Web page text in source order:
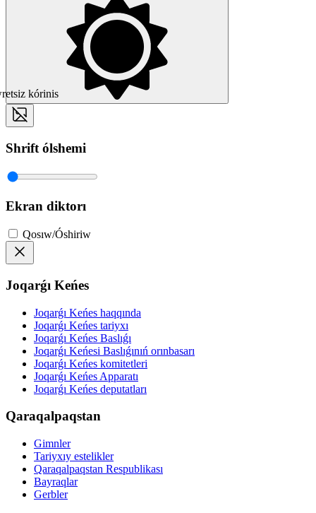
kórinis
Shrift ólshemi
Ekran diktorı
Qosıw/Óshiriw
Joqarǵı Keńes
Joqarǵı Keńes haqqında
Joqarǵı Keńes tariyxı
Joqarǵı Keńes Baslıǵı
Joqarǵı Keńesi Baslıǵınıń orınbasarı
Joqarǵı Keńes komitetleri
Joqarǵı Keńes Apparatı
Joqarǵı Keńes deputatları
Qaraqalpaqstan
Gimnler
Tariyxıy estelikler
Qaraqalpaqstan Respublikası
Bayraqlar
Gerbler